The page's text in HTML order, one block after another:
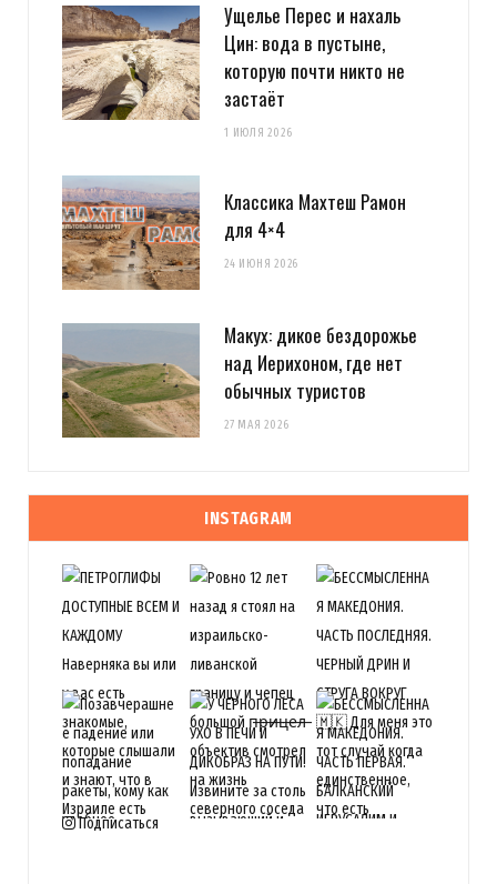
Ущелье Перес и нахаль
Цин: вода в пустыне,
которую почти никто не
застаёт
1 ИЮЛЯ 2026
Классика Махтеш Рамон
для 4×4
24 ИЮНЯ 2026
Макух: дикое бездорожье
над Иерихоном, где нет
обычных туристов
27 МАЯ 2026
INSTAGRAM
Подписаться